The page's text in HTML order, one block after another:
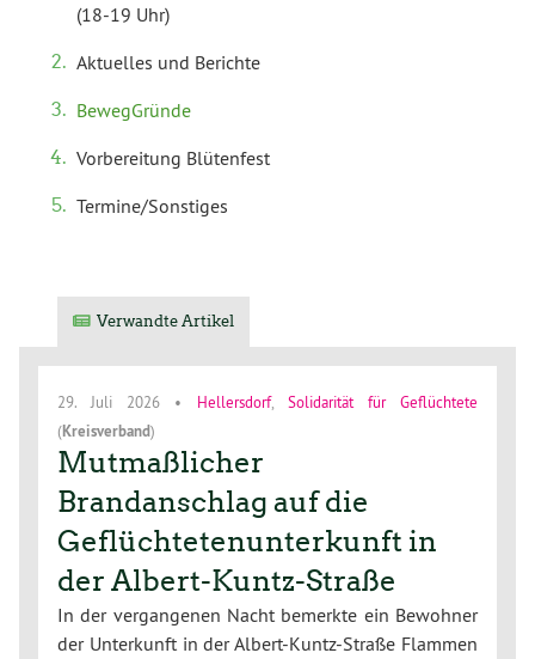
(18-19 Uhr)
Aktuelles und Berichte
BewegGründe
Vorbereitung Blütenfest
Termine/Sonstiges
Verwandte Artikel
29. Juli 2026 • Hellersdorf, Solidarität für Geflüchtete
(Kreisverband)
Mutmaßlicher
Brandanschlag auf die
Geflüchtetenunterkunft in
der Albert-Kuntz-Straße
In der vergangenen Nacht bemerkte ein Bewohner
der Unterkunft in der Albert-Kuntz-Straße Flammen